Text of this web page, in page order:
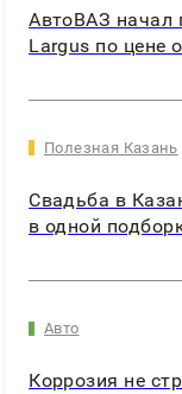
АвтоВАЗ начал
Largus по цене
Полезная Казань
Свадьба в
в одной
Авто
Коррозия не